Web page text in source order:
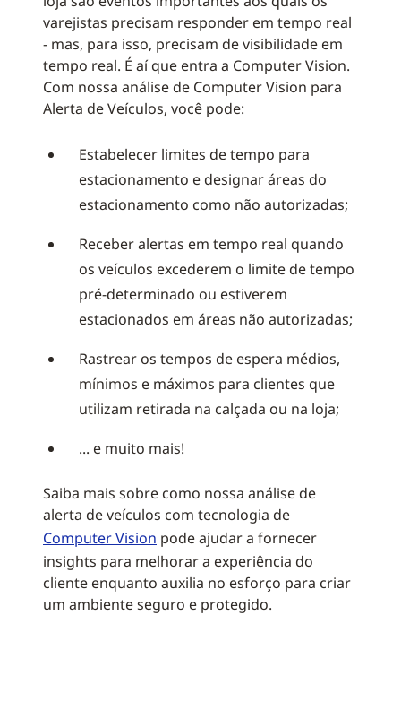
varejistas precisam responder em tempo real
- mas, para isso, precisam de visibilidade em
tempo real. É aí que entra a Computer Vision.
Com nossa análise de Computer Vision para
Alerta de Veículos, você pode:
Estabelecer limites de tempo para
estacionamento e designar áreas do
estacionamento como não autorizadas;
Receber alertas em tempo real quando
os veículos excederem o limite de tempo
pré-determinado ou estiverem
estacionados em áreas não autorizadas;
Rastrear os tempos de espera médios,
mínimos e máximos para clientes que
utilizam retirada na calçada ou na loja;
... e muito mais!
Saiba mais sobre como nossa análise de
alerta de veículos com tecnologia de
Computer Vision pode ajudar a fornecer
insights para melhorar a experiência do
cliente enquanto auxilia no esforço para criar
um ambiente seguro e protegido.